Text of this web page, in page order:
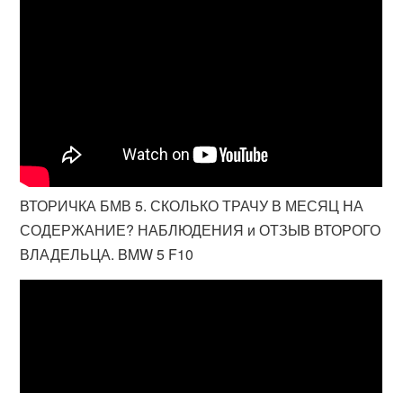
ВТОРИЧКА БМВ 5. СКОЛЬКО ТРАЧУ В МЕСЯЦ НА
СОДЕРЖАНИЕ? НАБЛЮДЕНИЯ и ОТЗЫВ ВТОРОГО
ВЛАДЕЛЬЦА. BMW 5 F10